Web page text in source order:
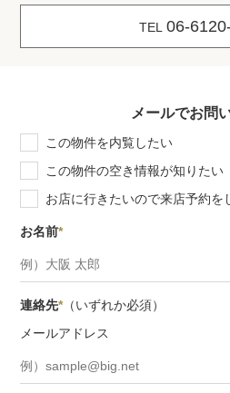
TEL 06-
メールでお問
この物件を内覧したい
この物件の空き情報が知りたい
お店に行きたいので来店予約を
お名前*
連絡先*（いずれか必須）
メールアドレス